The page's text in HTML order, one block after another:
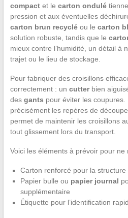
compactet le carton ondulé
pression et aux éventuelles
carton brun recycléou le carton
solution robuste, tandis que le
mieux contre l’humidité, un détail à
trajet ou le lieu de stockage.
Pour fabriquer des croisillons
correctement : un cutterbien
des gants pour éviter les coupures.
précisément les repères de
permet de maintenir les croisillons
tout glissement lors du transport.
Voici les éléments à prévoir pour
Carton renforcé pour la structure
Papier bulle ou papier journal
supplémentaire
Étiquette pour l’identification